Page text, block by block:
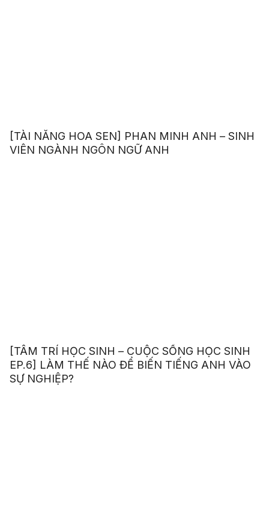
[TÀI NĂNG HOA SEN] PHAN MINH ANH – SINH
VIÊN NGÀNH NGÔN NGỮ ANH
[TÂM TRÍ HỌC SINH – CUỘC SỐNG HỌC SINH
EP.6] LÀM THẾ NÀO ĐỂ BIẾN TIẾNG ANH VÀO
SỰ NGHIỆP?